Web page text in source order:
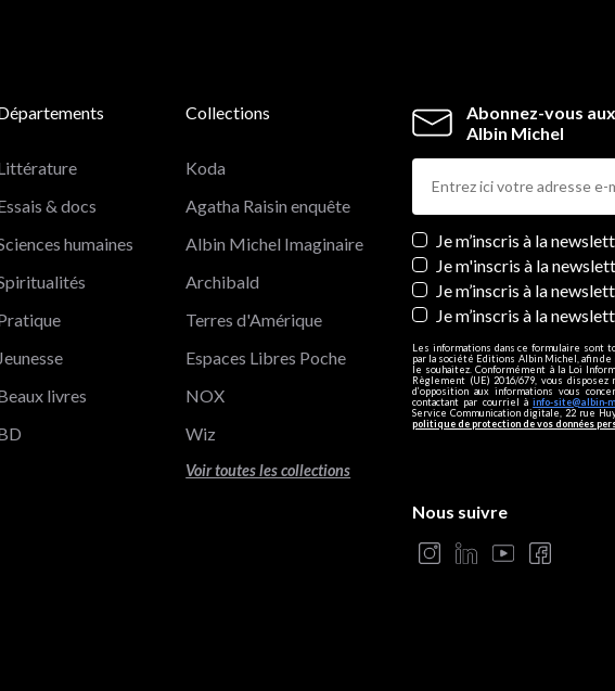
Abonnez-vous
Albin Michel
Newsletters
Je m’inscris à la
Je m'inscris à la
Je m’inscris à la
Je m’inscris à la
Les informations dans ce formulaire
par la société Editions Albin Michel, afin
le souhaitez. Conformément à la Loi
Règlement (UE) 2016/679, vous
d’opposition aux informations vous
contactant par courriel àinfo-site@albin-
Service Communication digitale, 22 rue
politique de protection de vos données
& docs
humaines
Jeunesse
livres
Collections
Koda
Agatha Raisin enquête
Albin Michel Imaginaire
Archibald
Terres d'Amérique
Espaces Libres Poche
NOX
Wiz
Voir toutes les collections
Nous suivre